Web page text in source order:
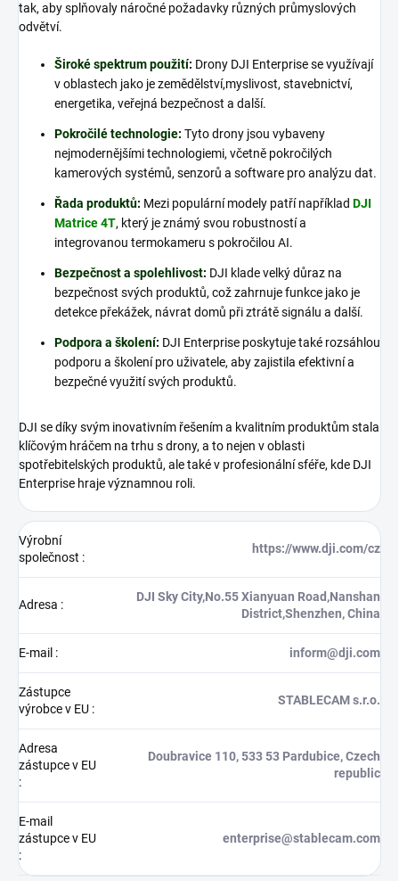
tak, aby splňovaly náročné požadavky různých průmyslových
odvětví.
Široké spektrum použití: Drony DJI Enterprise se využívají
v oblastech jako je zemědělství,myslivost, stavebnictví,
energetika, veřejná bezpečnost a další.
Pokročilé technologie: Tyto drony jsou vybaveny
nejmodernějšími technologiemi, včetně pokročilých
kamerových systémů, senzorů a software pro analýzu dat.
Řada produktů: Mezi populární modely patří například DJI
Matrice 4T, který je známý svou robustností a
integrovanou termokameru s pokročilou AI.
Bezpečnost a spolehlivost: DJI klade velký důraz na
bezpečnost svých produktů, což zahrnuje funkce jako je
detekce překážek, návrat domů při ztrátě signálu a další.
Podpora a školení: DJI Enterprise poskytuje také rozsáhlou
podporu a školení pro uživatele, aby zajistila efektivní a
bezpečné využití svých produktů.
DJI se díky svým inovativním řešením a kvalitním produktům stala
klíčovým hráčem na trhu s drony, a to nejen v oblasti
spotřebitelských produktů, ale také v profesionální sféře, kde DJI
Enterprise hraje významnou roli.
Výrobní
společnost :
https://www.dji.com/cz
Adresa :
DJI Sky City,No.55 Xianyuan Road,Nanshan
District,Shenzhen, China
E-mail : inform@dji.com
Zástupce
výrobce v EU :
STABLECAM s.r.o.
Adresa
zástupce v EU
:
Doubravice 110, 533 53 Pardubice, Czech
republic
E-mail
zástupce v EU
:
enterprise@stablecam.com